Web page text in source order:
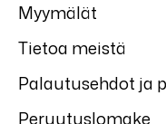
Myymälät
Tietoa meistä
Palautusehdot ja
Peruutuslomake